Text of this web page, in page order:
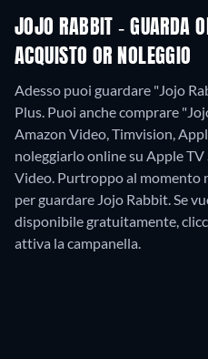
JOJO RABBIT - GUARDA
ACQUISTO OR NOLEGGIO
Adesso puoi guardare "Jojo
Plus. Puoi anche comprare
Amazon Video, Timvision,
noleggiarlo online su Apple
Video. Purtroppo al momento
per guardare Jojo Rabbit. Se
disponibile gratuitamente,
attiva la campanella.